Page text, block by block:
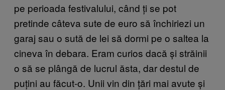
pe perioada festivalului, când ți se pot
pretinde câteva sute de euro să închiriezi un
garaj sau o sută de lei să dormi pe o saltea la
cineva în debara. Eram curios dacă și străinii
o să se plângă de lucrul ăsta, dar destul de
puțini au făcut-o. Unii vin din țări mai avute și